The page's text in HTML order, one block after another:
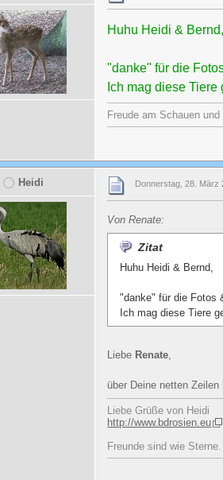
Huhu Heidi & Bernd,
"danke" für die
Ich mag diese Tiere
Freude am Schauen
Heidi Donnerstag, 28. März
Von Renate:
Zitat
Huhu Heidi & Bernd,
"danke" für die Fotos
Ich mag diese Tiere
Liebe Renate,
über Deine netten
Liebe Grüße von Heidi
http://www.bdrosien.eu
Freunde sind wie